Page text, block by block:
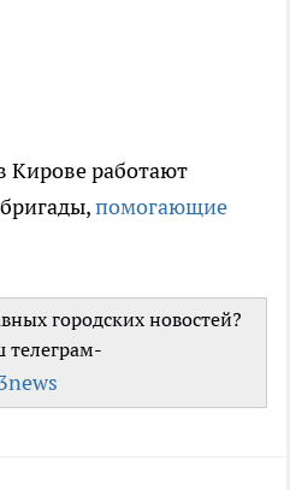
Кирове работают
помогающие
городских новостей?
телеграм-